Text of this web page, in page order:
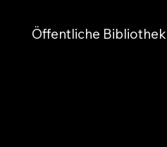
Öffentliche Bibliothek